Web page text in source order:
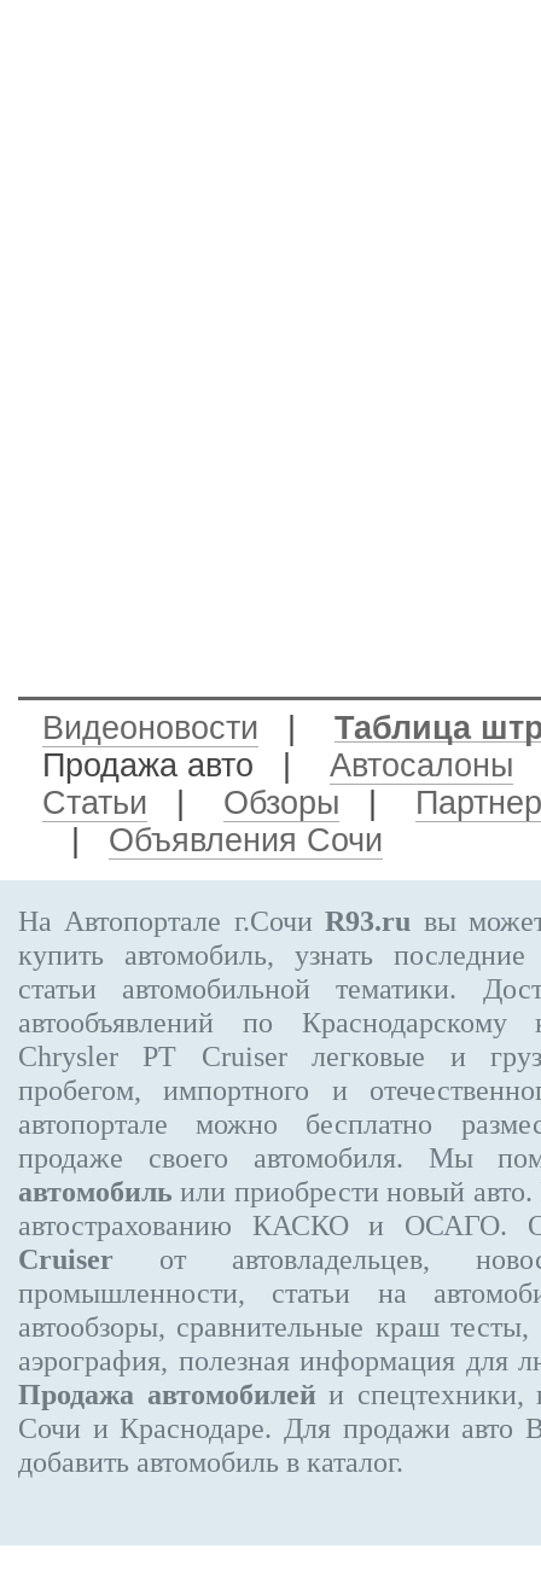
Видеоновости
Таблица
Продажа авто
Автосалоны
Статьи
Обзоры
Объявления Сочи
На Автопортале г.СочиR93.ru вы
купить автомобиль, узнать
статьи автомобильной тематики.
автообъявлений по
Chrysler PT Cruiserлегковые и
пробегом, импортного и
автопортале можно бесплатно
продаже своего автомобиля. Мы
автомобиль или приобрести новый
автострахованию КАСКО и ОСАГО.
Cruiser от автовладельцев,
промышленности, статьи на
автообзоры, сравнительные краш
аэрография, полезная информация для
Продажа автомобилей и спецтехники,
Сочи и Краснодаре. Для продажи авто
добавить автомобиль в каталог.